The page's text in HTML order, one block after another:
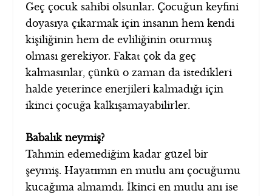
Geç çocuk sahibi olsunlar. Çocuğun keyfini
doyasıya çıkarmak için insanın hem kendi
kişiliğinin hem de evliliğinin oturmuş
olması gerekiyor. Fakat çok da geç
kalmasınlar, çünkü o zaman da istedikleri
halde yeterince enerjileri kalmadığı için
ikinci çocuğa kalkışamayabilirler.
Babalık neymiş?
Tahmin edemediğim kadar güzel bir
şeymiş. Hayatımın en mutlu anı çocuğumu
kucağıma almamdı. İkinci en mutlu anı ise